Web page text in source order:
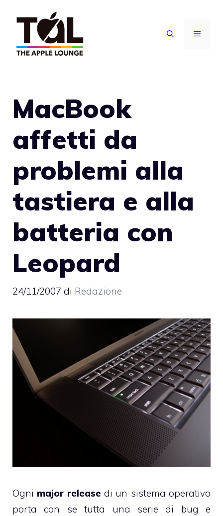
contenuto
MENU
MacBook
affetti da
problemi alla
tastiera e alla
batteria con
Leopard
24/11/2007 di Redazione
Ogni major release di un sistema operativo
porta con se tutta una serie di bug e